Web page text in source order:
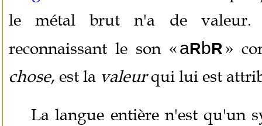
le métal brut n'a de valeur.
reconnaissant le son «aRbR »
chose, est la valeurqui lui est
La langue entière n'est qu'un